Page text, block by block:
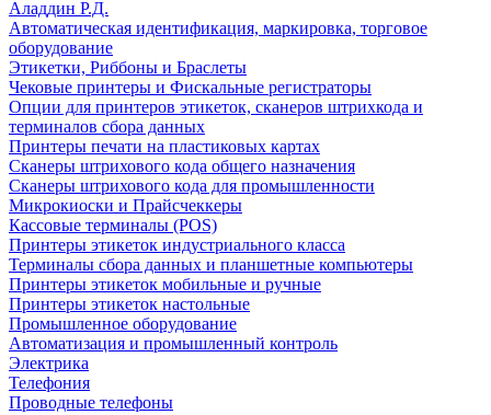
Аладдин Р.Д.
Автоматическая идентификация, маркировка, торговое
оборудование
Этикетки, Риббоны и Браслеты
Чековые принтеры и Фискальные регистраторы
Опции для принтеров этикеток, сканеров штрихкода и
терминалов сбора данных
Принтеры печати на пластиковых картах
Сканеры штрихового кода общего назначения
Сканеры штрихового кода для промышленности
Микрокиоски и Прайсчеккеры
Кассовые терминалы (POS)
Принтеры этикеток индустриального класса
Терминалы сбора данных и планшетные компьютеры
Принтеры этикеток мобильные и ручные
Принтеры этикеток настольные
Промышленное оборудование
Автоматизация и промышленный контроль
Электрика
Телефония
Проводные телефоны